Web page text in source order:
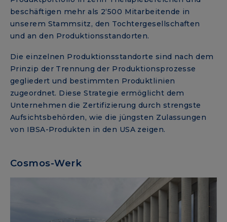
beschäftigen mehr als 2‘500 Mitarbeitende in
unserem Stammsitz, den Tochtergesellschaften
und an den Produktionsstandorten.
Die einzelnen Produktionsstandorte sind nach dem
Prinzip der Trennung der Produktionsprozesse
gegliedert und bestimmten Produktlinien
zugeordnet. Diese Strategie ermöglicht dem
Unternehmen die Zertifizierung durch strengste
Aufsichtsbehörden, wie die jüngsten Zulassungen
von IBSA-Produkten in den USA zeigen.
Cosmos-Werk